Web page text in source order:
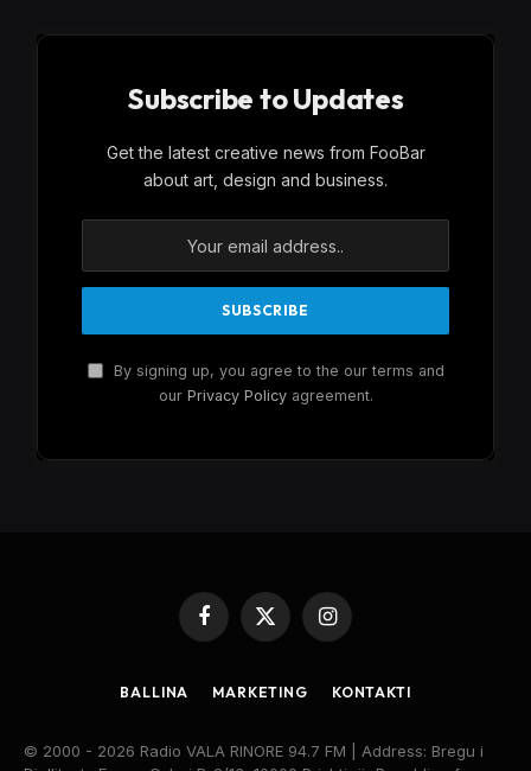
Subscribe to Updates
Get the latest creative news from FooBar
about art, design and business.
By signing up, you agree to the our terms and
our Privacy Policyagreement.
Facebook
X
Instagram
BALLINA MARKETING KONTAKTI
© 2000 - 2026 Radio VALA RINORE 94.7 FM | Address: Bregu i